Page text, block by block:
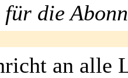
die
an alle